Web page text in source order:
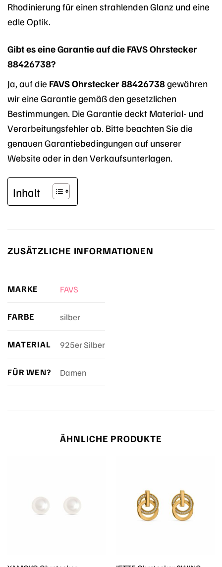
Rhodinierung für einen strahlenden Glanz und eine
edle Optik.
Gibt es eine Garantie auf die FAVS Ohrstecker
88426738?
Ja, auf die FAVS Ohrstecker 88426738gewähren
wir eine Garantie gemäß den gesetzlichen
Bestimmungen. Die Garantie deckt Material- und
Verarbeitungsfehler ab. Bitte beachten Sie die
genauen Garantiebedingungen auf unserer
Website oder in den Verkaufsunterlagen.
Inhalt
ZUSÄTZLICHE INFORMATIONEN
MARKE FAVS
FARBE silber
MATERIAL 925er Silber
FÜR WEN? Damen
ÄHNLICHE PRODUKTE